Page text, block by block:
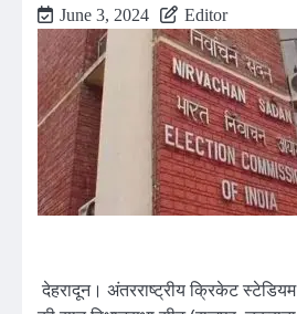
June 3, 2024 Editor
देहरादून। अंतरराष्ट्रीय क्रिकेट